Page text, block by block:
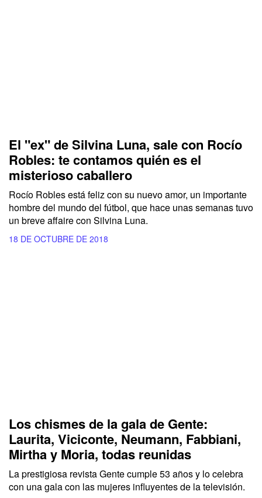
El "ex" de Silvina Luna, sale con Rocío
Robles: te contamos quién es el
misterioso caballero
Rocío Robles está feliz con su nuevo amor, un importante
hombre del mundo del fútbol, que hace unas semanas tuvo
un breve affaire con Silvina Luna.
18 DE OCTUBRE DE 2018
Los chismes de la gala de Gente:
Laurita, Viciconte, Neumann, Fabbiani,
Mirtha y Moria, todas reunidas
La prestigiosa revista Gente cumple 53 años y lo celebra
con una gala con las mujeres influyentes de la televisión.